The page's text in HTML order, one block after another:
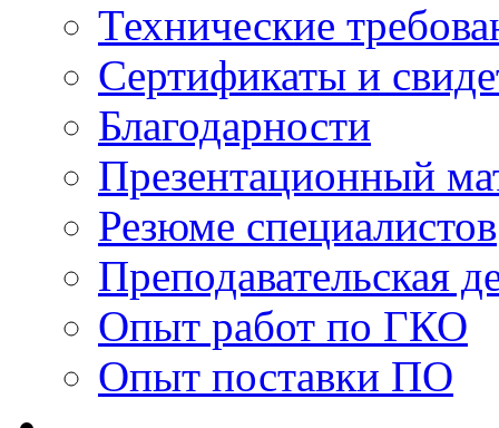
Технические
Сертификаты и
Благодарности
Презентационный
Резюме специалистов
Преподавательская
Опыт работ по ГКО
Опыт поставки ПО